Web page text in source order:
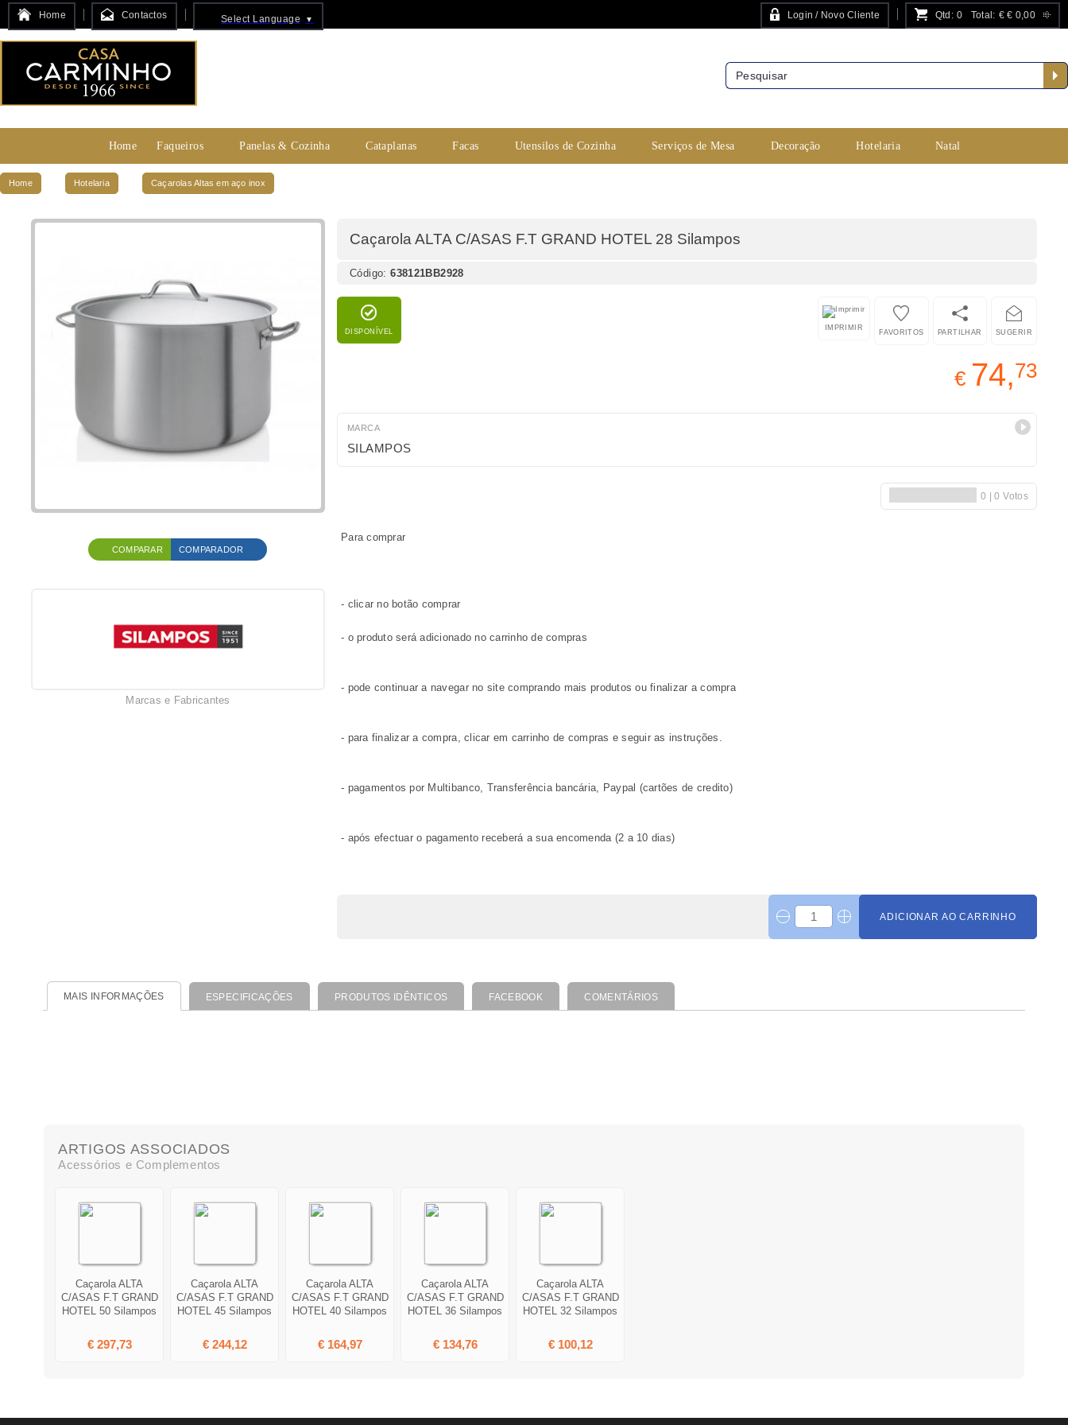
Home Contactos Select Language ▼ Login / Novo Cliente Qtd: 0 Total: €€ 0,00
Home Faqueiros Panelas & Cozinha Cataplanas Facas Utensilos de Cozinha Serviços de Mesa Decoração Hotelaria Natal
Home Hotelaria Caçarolas Altas em aço inox
COMPARAR COMPARADOR
Marcas e Fabricantes
Caçarola ALTA C/ASAS F.T GRAND HOTEL 28 Silampos
Código:638121BB2928
DISPONÍVEL SUGERIR
PARTILHAR
FAVORITOS
IMPRIMIR
€ 74,73
MARCA
SILAMPOS
Para comprar
- clicar no botão comprar
- o produto será adicionado no carrinho de compras
- pode continuar a navegar no site comprando mais produtos ou finalizar a compra
- para finalizar a compra, clicar em carrinho de compras e seguir as instruções.
- pagamentos por Multibanco, Transferência bancária, Paypal (cartões de credito)
- após efectuar o pagamento receberá a sua encomenda (2 a 10 dias)
ADICIONAR AO CARRINHO
MAIS INFORMAÇÕES ESPECIFICAÇÕES PRODUTOS IDÊNTICOS FACEBOOK COMENTÁRIOS
ARTIGOS ASSOCIADOS
Acessórios e Complementos
Caçarola ALTA
C/ASAS F.T GRAND
HOTEL 50 Silampos
€ 297,73
Caçarola ALTA
C/ASAS F.T GRAND
HOTEL 45 Silampos
€ 244,12
Caçarola ALTA
C/ASAS F.T GRAND
HOTEL 40 Silampos
€ 164,97
Caçarola ALTA
C/ASAS F.T GRAND
HOTEL 36 Silampos
€ 134,76
Caçarola ALTA
C/ASAS F.T GRAND
HOTEL 32 Silampos
€ 100,12